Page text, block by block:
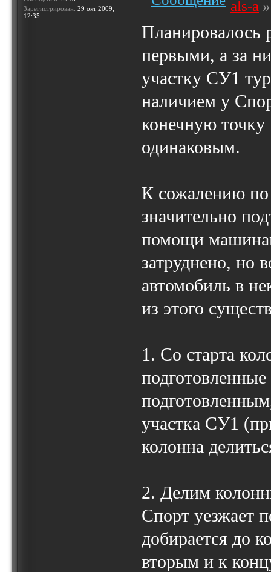
Зарегистрирован: 29 окт 2009,
12:35
als-a
Планировалось
первыми, а за
участку СУ1
наличием у
конечную
одинаковым.
К сожалению
значительно
помощи
затруднено, но
автомобиль в
из этого
1. Со старта
участка СУ1
колонна
2. Делим
Спорт уезжает
добирается до
вторым и к